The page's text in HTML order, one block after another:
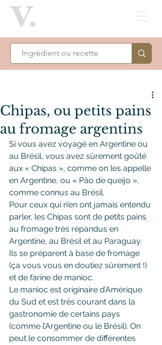
Chipas, ou petits pains
au fromage argentins
Si vous avez voyagé en Argentine ou
au Brésil, vous avez sûrement goûté
aux « Chipas », comme on les appelle
en Argentine, ou « Pāo de queijo »,
comme connus au Brésil.
Pour ceux qui n’en ont jamais entendu
parler, les Chipas sont de petits pains
au fromage très répandus en
Argentine, au Brésil et au Paraguay.
Ils se préparent à base de fromage
(ça vous vous en doutiez sûrement !)
et de farine de manioc.
Le manioc est originaire d’Amérique
du Sud et est très courant dans la
gastronomie de certains pays
(comme l’Argentine ou le Brésil). On
peut le consommer de différentes